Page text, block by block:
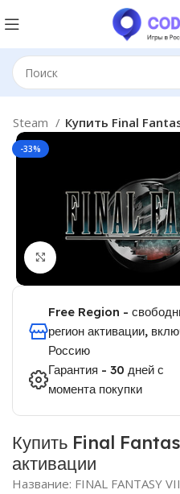
Steam Купить Final
-33%
Click to enlarge
Free Region -
регион активации,
Россию
Гарантия - 30 дней с
момента покупки
Купить Final
активации
Название: FINAL FANTASY